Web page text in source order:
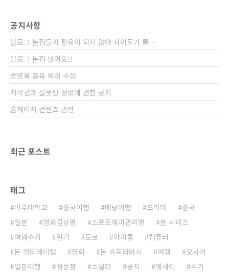
Boot 후 터미널이나 콘솔에서) # eeprom
공지사항
블로그 분점들이 활용이 되지 않아 사이트가 통⋯
블로그 분점 냈어요!!
방명록 중복 에러 수정
저작권과 잘못된 정보에 관한 공지
홈페이지 컨텐츠 관련
최근 포스트
태그
아주대학교 중국여행 배낭여행 드라마
중국
일본
영화감상평 소프트웨어관리병
본 시리즈
여행수기
일기 도쿄 아미콤
컴퓨터
본 얼티메이텀
영화 본 슈프리머시 여행
오사카
일본여행
정문창 스릴러 공지 에세이
수기